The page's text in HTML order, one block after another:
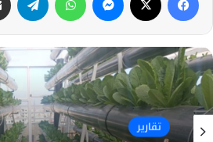
تقارير